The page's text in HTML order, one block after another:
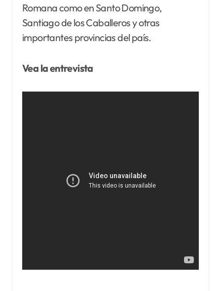
Romana como en Santo Domingo,
Santiago de los Caballeros y otras
importantes provincias del país.
Vea la entrevista